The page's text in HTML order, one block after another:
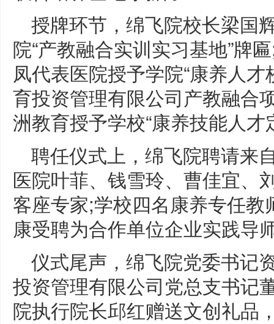
授牌环节，绵飞院校长梁国
院“产教融合实训实习基地”牌
凤代表医院授予学院“康养人
育投资管理有限公司产教融合
洲教育授予学校“康养技能人
聘任仪式上，绵飞院聘请来
医院叶菲、钱雪玲、曹佳宜、
客座专家;学校四名康养专任
康受聘为合作单位企业实践导
仪式尾声，绵飞院党委书记
投资管理有限公司党总支书记
院执行院长邱红赠送文创礼品